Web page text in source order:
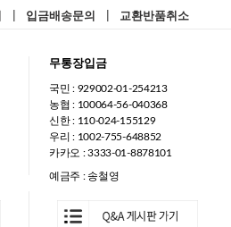
입금배송문의 교환반품취소
무통장입금
국민 : 929002-01-254213
농협 : 100064-56-040368
신한 : 110-024-155129
우리 : 1002-755-648852
카카오 : 3333-01-8878101
예금주 : 송철영